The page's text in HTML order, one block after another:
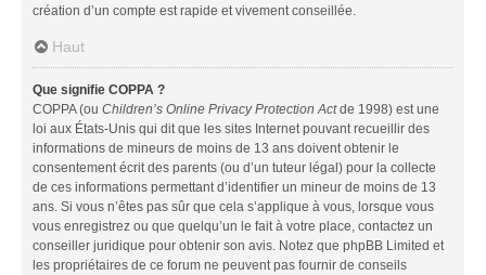
création d’un compte est rapide et vivement conseillée.
Haut
Que signifie COPPA ?
COPPA (ou Children’s Online Privacy Protection Actde 1998) est une
loi aux États-Unis qui dit que les sites Internet pouvant recueillir des
informations de mineurs de moins de 13 ans doivent obtenir le
consentement écrit des parents (ou d’un tuteur légal) pour la collecte
de ces informations permettant d’identifier un mineur de moins de 13
ans. Si vous n’êtes pas sûr que cela s’applique à vous, lorsque vous
vous enregistrez ou que quelqu’un le fait à votre place, contactez un
conseiller juridique pour obtenir son avis. Notez que phpBB Limited et
les propriétaires de ce forum ne peuvent pas fournir de conseils